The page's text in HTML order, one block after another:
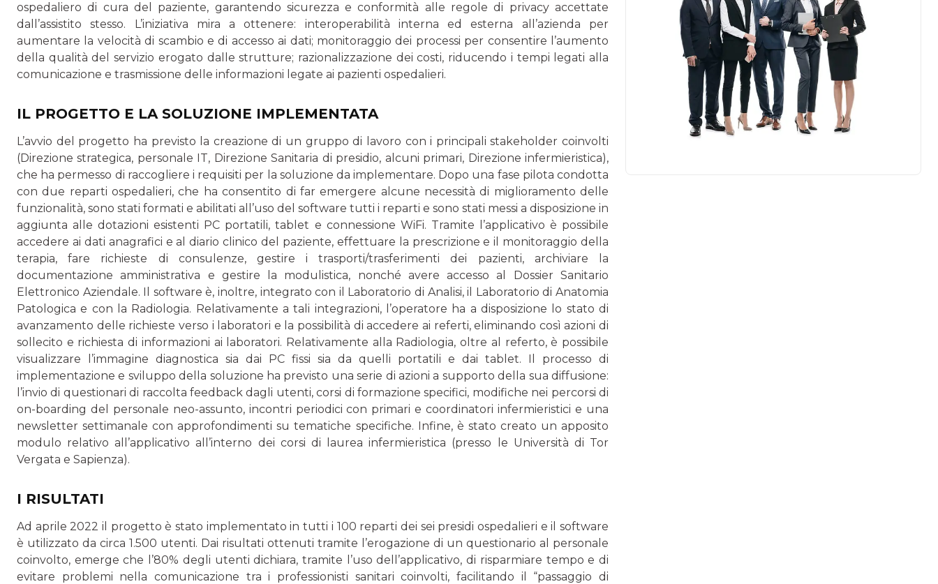
ospedaliero di cura del paziente, garantendo sicurezza e conformità alle regole di privacy accettate
dall’assistito stesso. L’iniziativa mira a ottenere: interoperabilità interna ed esterna all’azienda per
aumentare la velocità di scambio e di accesso ai dati; monitoraggio dei processi per consentire l’aumento
della qualità del servizio erogato dalle strutture; razionalizzazione dei costi, riducendo i tempi legati alla
comunicazione e trasmissione delle informazioni legate ai pazienti ospedalieri.
IL PROGETTO E LA SOLUZIONE IMPLEMENTATA
L’avvio del progetto ha previsto la creazione di un gruppo di lavoro con i principali stakeholder coinvolti
(Direzione strategica, personale IT, Direzione Sanitaria di presidio, alcuni primari, Direzione infermieristica),
che ha permesso di raccogliere i requisiti per la soluzione da implementare. Dopo una fase pilota condotta
con due reparti ospedalieri, che ha consentito di far emergere alcune necessità di miglioramento delle
funzionalità, sono stati formati e abilitati all’uso del software tutti i reparti e sono stati messi a disposizione in
aggiunta alle dotazioni esistenti PC portatili, tablet e connessione WiFi. Tramite l’applicativo è possibile
accedere ai dati anagrafici e al diario clinico del paziente, effettuare la prescrizione e il monitoraggio della
terapia, fare richieste di consulenze, gestire i trasporti/trasferimenti dei pazienti, archiviare la
documentazione amministrativa e gestire la modulistica, nonché avere accesso al Dossier Sanitario
Elettronico Aziendale. Il software è, inoltre, integrato con il Laboratorio di Analisi, il Laboratorio di Anatomia
Patologica e con la Radiologia. Relativamente a tali integrazioni, l’operatore ha a disposizione lo stato di
avanzamento delle richieste verso i laboratori e la possibilità di accedere ai referti, eliminando così azioni di
sollecito e richiesta di informazioni ai laboratori. Relativamente alla Radiologia, oltre al referto, è possibile
visualizzare l’immagine diagnostica sia dai PC fissi sia da quelli portatili e dai tablet. Il processo di
implementazione e sviluppo della soluzione ha previsto una serie di azioni a supporto della sua diffusione:
l’invio di questionari di raccolta feedback dagli utenti, corsi di formazione specifici, modifiche nei percorsi di
on-boarding del personale neo-assunto, incontri periodici con primari e coordinatori infermieristici e una
newsletter settimanale con approfondimenti su tematiche specifiche. Infine, è stato creato un apposito
modulo relativo all’applicativo all’interno dei corsi di laurea infermieristica (presso le Università di Tor
Vergata e Sapienza).
I RISULTATI
Ad aprile 2022 il progetto è stato implementato in tutti i 100 reparti dei sei presidi ospedalieri e il software
è utilizzato da circa 1.500 utenti. Dai risultati ottenuti tramite l’erogazione di un questionario al personale
coinvolto, emerge che l’80% degli utenti dichiara, tramite l’uso dell’applicativo, di risparmiare tempo e di
evitare problemi nella comunicazione tra i professionisti sanitari coinvolti, facilitando il “passaggio di